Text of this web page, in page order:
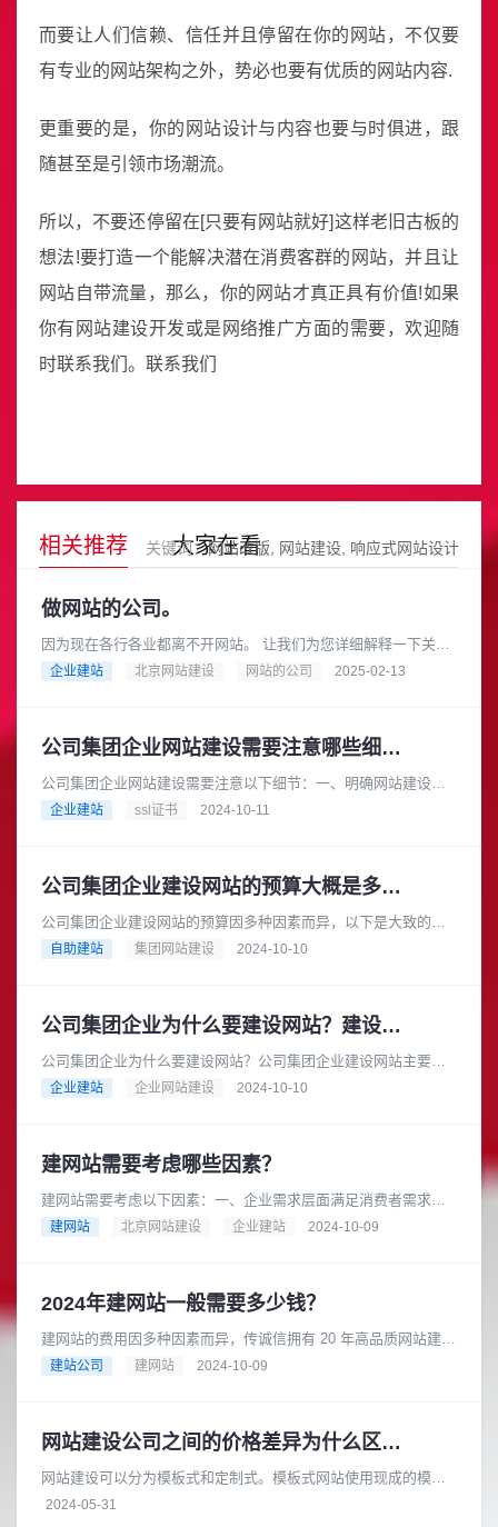
而要让人们信赖、信任并且停留在你的网站，不仅要
有专业的网站架构之外，势必也要有优质的网站内容.
更重要的是，你的网站设计与内容也要与时俱进，跟
随甚至是引领市场潮流。
所以，不要还停留在[只要有网站就好]这样老旧古板的
想法!要打造一个能解决潜在消费客群的网站，并且让
网站自带流量，那么，你的网站才真正具有价值!如果
你有网站建设开发或是网络推广方面的需要，欢迎随
时联系我们。联系我们
相关推荐 大家在看
关键词：网站改版 网站建设 响应式网站设计
做网站的公司。
因为现在各行各业都离不开网站。 让我们为您详细解释一下关于
“做网站的公司”这个概念，以及您可以如何选择合适的公司来帮您
企业建站 北京网站建设 网站的公司 2025-02-13
公司集团企业网站建设需要注意哪些细节？
公司集团企业网站建设需要注意以下细节：一、明确网站建设目
标在建设网站之前，公司集团企业应明确网站的建设目标。例
企业建站 ssl证书 2024-10-11
公司集团企业建设网站的预算大概是多少？
公司集团企业建设网站的预算因多种因素而异，以下是大致的预
算范围：基础型网站预算范围：如果选择模板建站，费用可能在
自助建站 集团网站建设 2024-10-10
公司集团企业为什么要建设网站？建设网站的流程是怎样的？
公司集团企业为什么要建设网站？公司集团企业建设网站主要有
以下几个重要原因：在当今互联网时代，消费者从产品研究到查
企业建站 企业网站建设 2024-10-10
建网站需要考虑哪些因素？
建网站需要考虑以下因素：一、企业需求层面满足消费者需求：
在互联网时代，消费者在产品研究、查询地点和营业时间等方面
建网站 北京网站建设 企业建站 2024-10-09
2024年建网站一般需要多少钱？
建网站的费用因多种因素而异，传诚信拥有 20 年高品质网站建设
经验，是成熟可靠的网络品牌建设合作伙伴。在长期的发展过程
建站公司 建网站 2024-10-09
网站建设公司之间的价格差异为什么区别大
网站建设可以分为模板式和定制式。模板式网站使用现成的模板
进行搭建，成本较低，适合小型企业或个体户。而定制式网站则
2024-05-31